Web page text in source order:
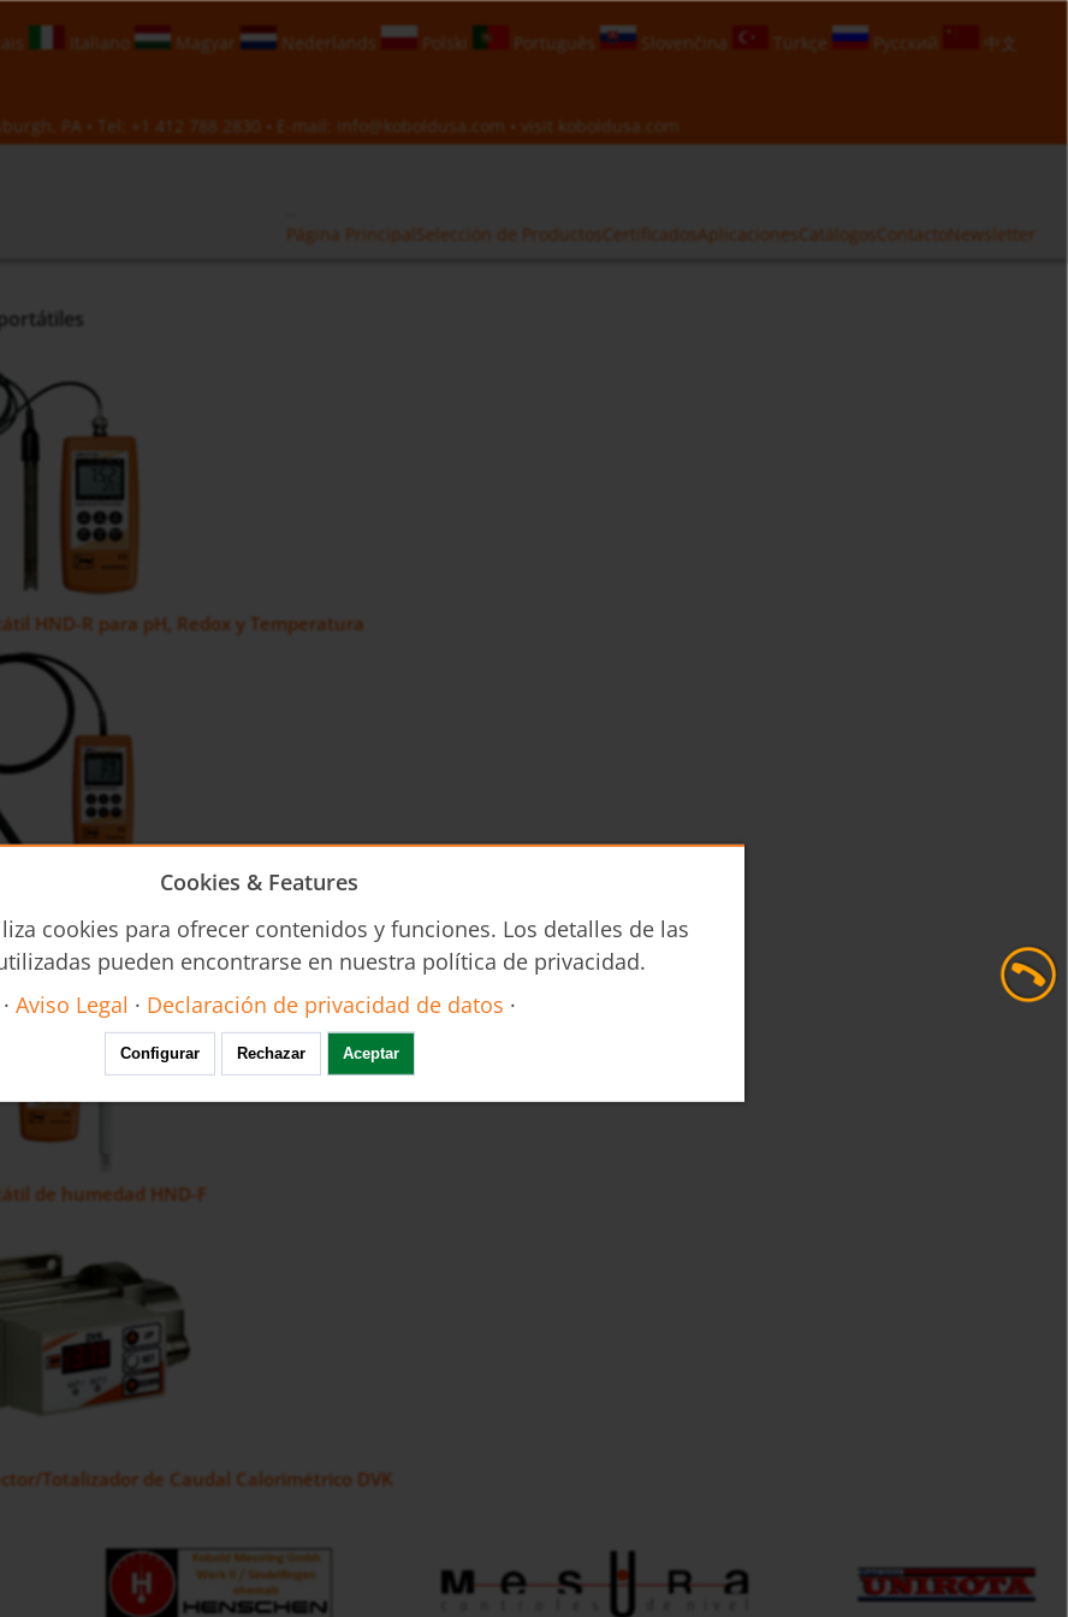
Italiano Magyar Nederlands Polski Português Slovenčina Türkçe Русский
中文
PA • Tel: +1 412 788 2830 • E-mail: info@koboldusa.com • visit koboldusa.com
Página Principal Selección de Productos CertificadosAplicaciones Catálogos ContactoNewsletter
HND-R para pH, Redox y Temperatura
de humedad HND-F
Totalizador de Caudal Calorimétrico DVK
Cookies & Features
cookies para ofrecer contenidos y funciones. Los detalles de las
pueden encontrarse en nuestra política de privacidad.
· Aviso Legal · Declaración de privacidad de datos ·
Configurar Rechazar Aceptar